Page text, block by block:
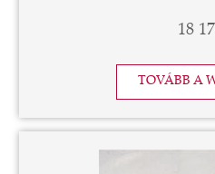
18
TOVÁBB A